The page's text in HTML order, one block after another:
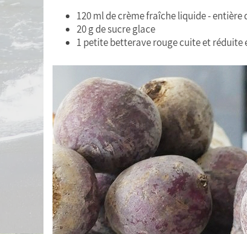
120 ml de crème fraîche liquide -
20 g de sucre glace
1 petite betterave rouge cuite et réduite